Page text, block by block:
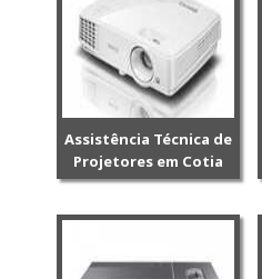
Assistência Técnica de
Projetores em Cotia